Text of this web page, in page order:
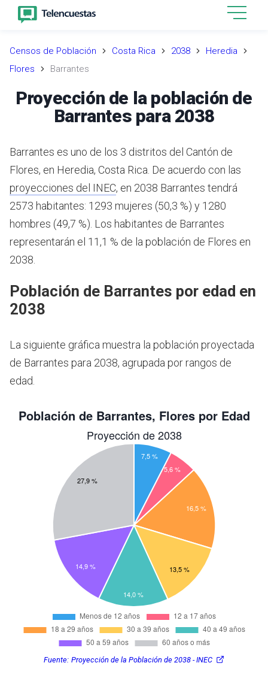
Censos de Población Costa Rica 2038
Heredia
Flores
Barrantes
Proyección de la población de
Barrantes para 2038
Barrantes es uno de los 3 distritos del Cantón de
Flores, en Heredia, Costa Rica. De acuerdo con las
proyecciones del INEC, en 2038 Barrantes tendrá
2573 habitantes: 1293 mujeres (50,3 %) y 1280
hombres (49,7 %). Los habitantes de Barrantes
representarán el 11,1 % de la población de Flores en
2038.
Población de Barrantes por edad en
2038
La siguiente gráfica muestra la población proyectada
de Barrantes para 2038, agrupada por rangos de
edad.
Fuente: Proyección de la Población de 2038 - INEC